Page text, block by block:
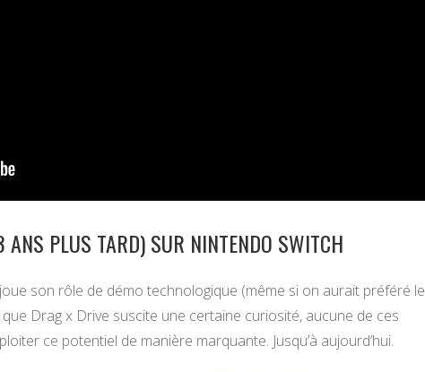
PLUS TARD) SUR NINTENDO SWITCH
son rôle de démo technologique (même si on aurait préféré le
Drag x Drive suscite une certaine curiosité, aucune de ces
ce potentiel de manière marquante. Jusqu’à aujourd’hui.